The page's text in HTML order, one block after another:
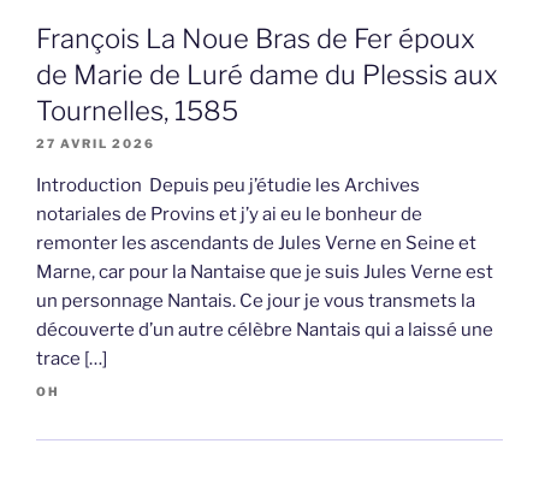
François La Noue Bras de Fer époux
de Marie de Luré dame du Plessis aux
Tournelles, 1585
27 AVRIL 2026
Introduction Depuis peu j’étudie les Archives
notariales de Provins et j’y ai eu le bonheur de
remonter les ascendants de Jules Verne en Seine et
Marne, car pour la Nantaise que je suis Jules Verne est
un personnage Nantais. Ce jour je vous transmets la
découverte d’un autre célèbre Nantais qui a laissé une
trace […]
OH